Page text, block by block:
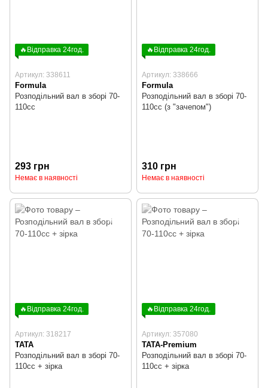
🔥Відправка 24год.
Артикул: 338611
Formula
Розподільний вал в зборі 70-
110cc
293 грн
Немає в наявності
🔥Відправка 24год.
Артикул: 338666
Formula
Розподільний вал в зборі 70-
110cc (з "зачепом")
310 грн
Немає в наявності
🔥Відправка 24год.
Артикул: 318217
TATA
Розподільний вал в зборі 70-
110cc + зірка
🔥Відправка 24год.
Артикул: 357080
TATA-Premium
Розподільний вал в зборі 70-
110cc + зірка